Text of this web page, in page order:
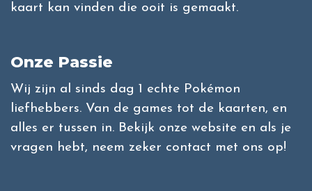
kaart kan vinden die ooit is gemaakt.
Onze Passie
Wij zijn al sinds dag 1 echte Pokémon
liefhebbers. Van de games tot de kaarten, en
alles er tussen in. Bekijk onze website en als je
vragen hebt, neem zeker contact met ons op!